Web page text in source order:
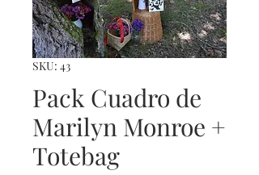
SKU: 43
Pack Cuadro de
Marilyn Monroe +
Totebag